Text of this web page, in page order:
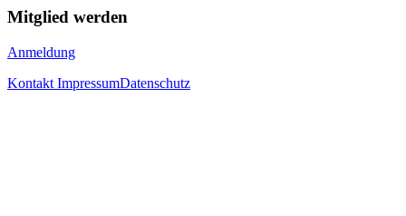
Mitglied werden
Anmeldung
Kontakt ImpressumDatenschutz